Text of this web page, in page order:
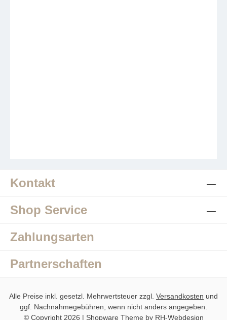
Kontakt
Shop Service
Zahlungsarten
Partnerschaften
Alle Preise inkl. gesetzl. Mehrwertsteuer zzgl. Versandkosten und
ggf. Nachnahmegebühren, wenn nicht anders angegeben.
© Copyright 2026 | Shopware Theme by RH-Webdesign